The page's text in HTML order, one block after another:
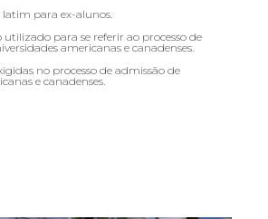
para ex-alunos.
utilizado para se referir ao processo de
americanas e canadenses.
no processo de admissão de
e canadenses.